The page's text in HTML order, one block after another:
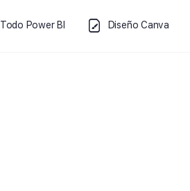
Todo Power BI Diseño Canva